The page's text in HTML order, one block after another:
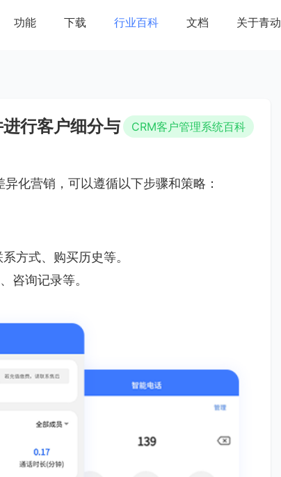
功能 下载 行业百科 文档 关于青动
行客户细分与
CRM客户管理系统百科
化营销，可以遵循以下步骤和策略：
方式、购买历史等。
咨询记录等。